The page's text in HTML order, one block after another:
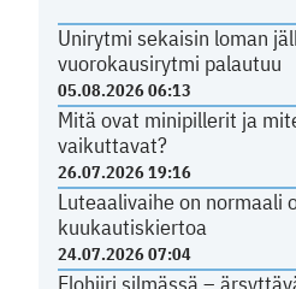
Unirytmi sekaisin loman
vuorokausirytmi palautuu
05.08.2026 06:13
Mitä ovat minipillerit ja
vaikuttavat?
26.07.2026 19:16
Luteaalivaihe on normaali
kuukautiskiertoa
24.07.2026 07:04